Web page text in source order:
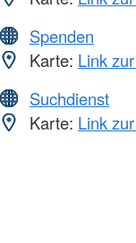
Spenden
Karte: Link
Suchdienst
Karte: Link